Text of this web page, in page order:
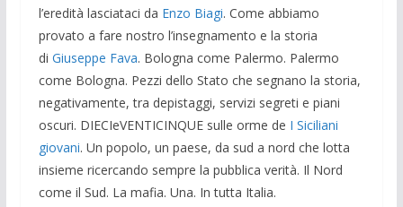
l’eredità lasciataci da Enzo Biagi. Come abbiamo
provato a fare nostro l’insegnamento e la storia
di Giuseppe Fava. Bologna come Palermo. Palermo
come Bologna. Pezzi dello Stato che segnano la storia,
negativamente, tra depistaggi, servizi segreti e piani
oscuri. DIECIeVENTICINQUE sulle orme de I Siciliani
giovani. Un popolo, un paese, da sud a nord che lotta
insieme ricercando sempre la pubblica verità. Il Nord
come il Sud. La mafia. Una. In tutta Italia.